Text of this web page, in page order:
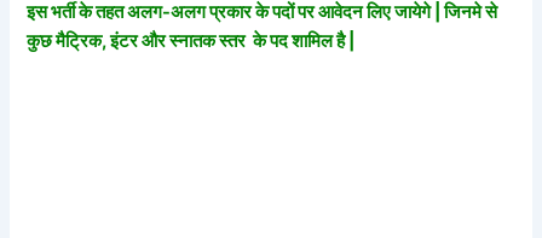
इस भर्ती के तहत अलग-अलग प्रकार के पदों पर आवेदन लिए जायेगे | जिनमे से
कुछ मैट्रिक, इंटर और स्नातक स्तर के पद शामिल है |